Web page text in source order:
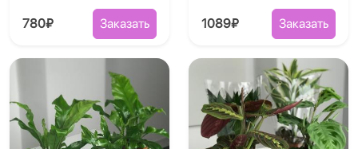
780₽ Заказать 1089₽ Заказать